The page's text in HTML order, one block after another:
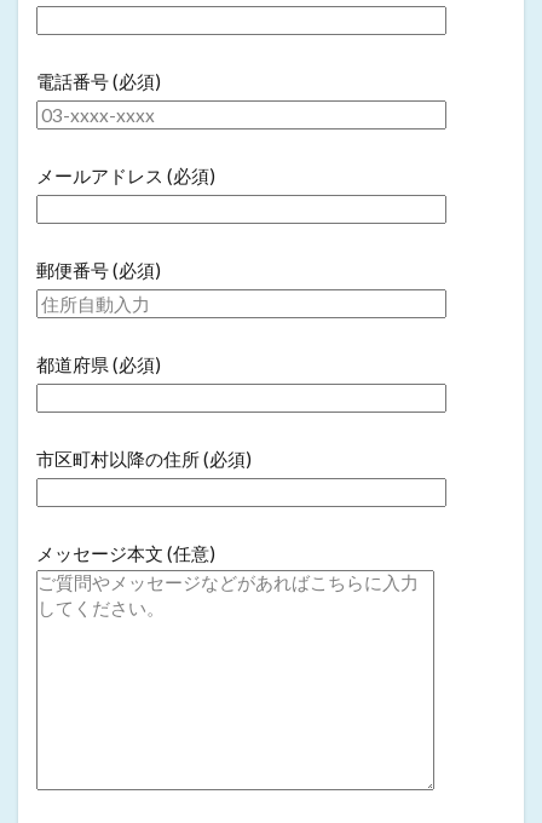
電話番号 (必須)
メールアドレス (必須)
郵便番号 (必須)
都道府県 (必須)
市区町村以降の住所 (必須)
メッセージ本文 (任意)